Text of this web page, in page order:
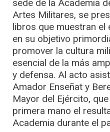
sede de la Academia
Artes Militares, se
libros que muestran el
en su objetivo
promover la cultura
esencial de la más
y defensa. Al acto
Amador Enseñat y
Mayor del Ejército,
primera mano el
Academia durante el